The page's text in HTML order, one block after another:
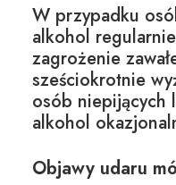
W przypadku
alkohol
zagrożenie
sześciokrotnie
osób niepijących
alkohol
Objawy udaru